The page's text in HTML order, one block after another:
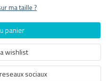
ma taille ?
panier
wishlist
sociaux